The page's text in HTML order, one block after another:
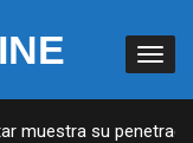
su